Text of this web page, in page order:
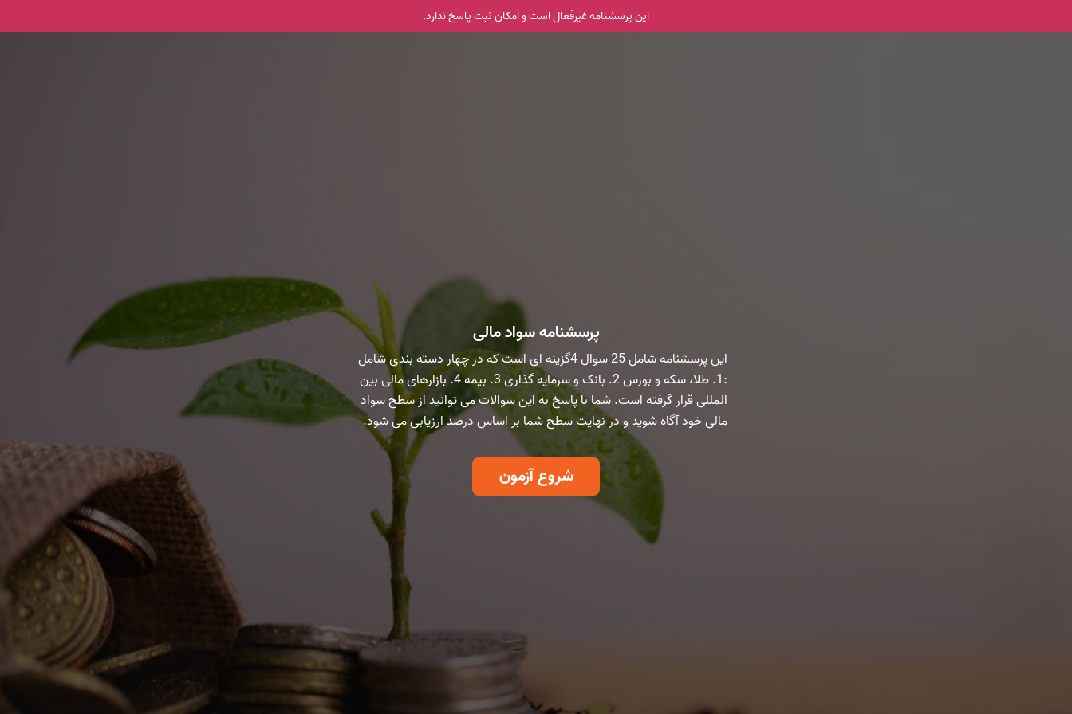
این پرسشنامه غیر‌فعال است و امکان ثبت پاسخ ندارد.
پرسشنامه سواد مالی
این پرسشنامه شامل 25 سوال 4گزینه ای است که در چهار دسته بندی شامل
:1. طلا، سکه و بورس 2. بانک و سرمایه گذاری 3. بیمه 4. بازارهای مالی بین
المللی قرار گرفته است. شما با پاسخ به این سوالات می توانید از سطح سواد
مالی خود آگاه شوید و در نهایت سطح شما بر اساس درصد ارزیابی می شود.
شروع آزمون